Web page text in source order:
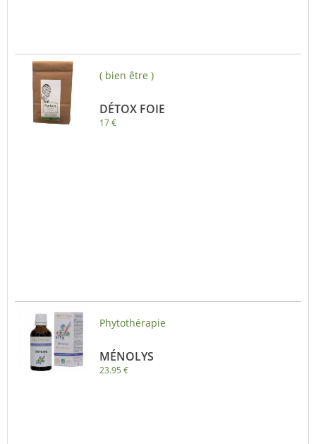
( bien être )
DÉTOX FOIE
17 €
Phytothérapie
MÉNOLYS
23.95 €